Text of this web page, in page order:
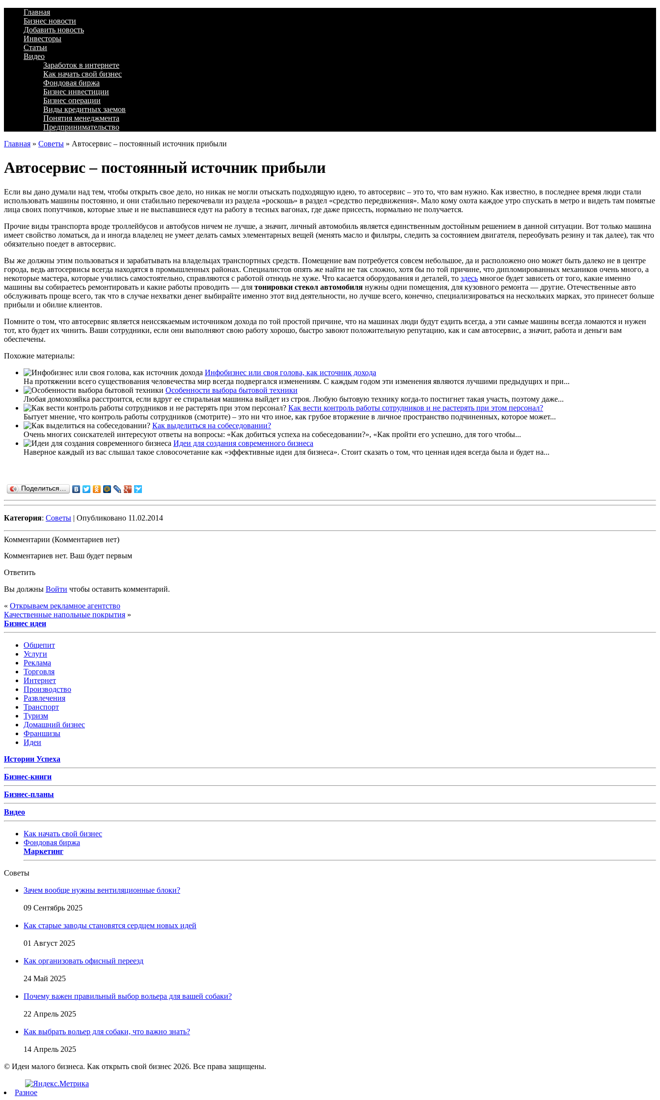
Главная
Бизнес новости
Добавить новость
Инвесторы
Статьи
Видео
Заработок в интернете
Как начать свой бизнес
Фондовая биржа
Бизнес инвестиции
Бизнес операции
Виды кредитных заемов
Понятия менеджмента
Предпринимательство
Главная » Советы » Автосервис – постоянный источник прибыли
Автосервис – постоянный источник прибыли
Если вы дано думали над тем, чтобы открыть свое дело, но никак не могли отыскать подходящую идею, то автосервис – это то, что вам нужно. Как известно, в последнее время люди стали
использовать машины постоянно, и они стабильно перекочевали из раздела «роскошь» в раздел «средство передвижения». Мало кому охота каждое утро спускать в метро и видеть там помятые
лица своих попутчиков, которые злые и не выспавшиеся едут на работу в тесных вагонах, где даже присесть, нормально не получается.
Прочие виды транспорта вроде троллейбусов и автобусов ничем не лучше, а значит, личный автомобиль является единственным достойным решением в данной ситуации. Вот только машина
имеет свойство ломаться, да и иногда владелец не умеет делать самых элементарных вещей (менять масло и фильтры, следить за состоянием двигателя, переобувать резину и так далее), так что
обязательно поедет в автосервис.
Вы же должны этим пользоваться и зарабатывать на владельцах транспортных средств. Помещение вам потребуется совсем небольшое, да и расположено оно может быть далеко не в центре
города, ведь автосервисы всегда находятся в промышленных районах. Специалистов опять же найти не так сложно, хотя бы по той причине, что дипломированных механиков очень много, а
некоторые мастера, которые учились самостоятельно, справляются с работой отнюдь не хуже. Что касается оборудования и деталей, то здесь многое будет зависеть от того, какие именно
машины вы собираетесь ремонтировать и какие работы проводить — для тонировки стекол автомобиля нужны одни помещения, для кузовного ремонта — другие. Отечественные авто
обслуживать проще всего, так что в случае нехватки денег выбирайте именно этот вид деятельности, но лучше всего, конечно, специализироваться на нескольких марках, это принесет больше
прибыли и обилие клиентов.
Помните о том, что автосервис является неиссякаемым источником дохода по той простой причине, что на машинах люди будут ездить всегда, а эти самые машины всегда ломаются и нужен
тот, кто будет их чинить. Ваши сотрудники, если они выполняют свою работу хорошо, быстро завоют положительную репутацию, как и сам автосервис, а значит, работа и деньги вам
обеспечены.
Похожие материалы:
Инфобизнес или своя голова, как источник дохода
На протяжении всего существования человечества мир всегда подвергался изменениям. С каждым годом эти изменения являются лучшими предыдущих и при...
Особенности выбора бытовой техники
Любая домохозяйка расстроится, если вдруг ее стиральная машинка выйдет из строя. Любую бытовую технику когда-то постигнет такая участь, поэтому даже...
Как вести контроль работы сотрудников и не растерять при этом персонал?
Бытует мнение, что контроль работы сотрудников (смотрите) – это ни что иное, как грубое вторжение в личное пространство подчиненных, которое может...
Как выделиться на собеседовании?
Очень многих соискателей интересуют ответы на вопросы: «Как добиться успеха на собеседовании?», «Как пройти его успешно, для того чтобы...
Идеи для создания современного бизнеса
Наверное каждый из вас слышал такое словосочетание как «эффективные идеи для бизнеса». Стоит сказать о том, что ценная идея всегда была и будет на...
Поделиться…
Категория: Советы | Опубликовано 11.02.2014
Комментарии (Комментариев нет)
Комментариев нет. Ваш будет первым
Ответить
Вы должны Войти чтобы оставить комментарий.
« Открываем рекламное агентство
Качественные напольные покрытия »
Бизнес идеи
Общепит
Услуги
Реклама
Торговля
Интернет
Производство
Развлечения
Транспорт
Туризм
Домашний бизнес
Франшизы
Идеи
Истории Успеха
Бизнес-книги
Бизнес-планы
Видео
Как начать свой бизнес
Фондовая биржа
Маркетинг
Советы
Зачем вообще нужны вентиляционные блоки?
09 Сентябрь 2025
Как старые заводы становятся сердцем новых идей
01 Август 2025
Как организовать офисный переезд
24 Май 2025
Почему важен правильный выбор вольера для вашей собаки?
22 Апрель 2025
Как выбрать вольер для собаки, что важно знать?
14 Апрель 2025
© Идеи малого бизнеса. Как открыть свой бизнес 2026. Все права защищены.
Разное